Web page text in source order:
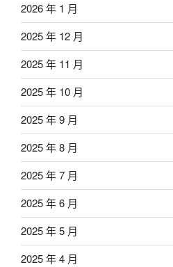
2026 年 1 月
2025 年 12 月
2025 年 11 月
2025 年 10 月
2025 年 9 月
2025 年 8 月
2025 年 7 月
2025 年 6 月
2025 年 5 月
2025 年 4 月